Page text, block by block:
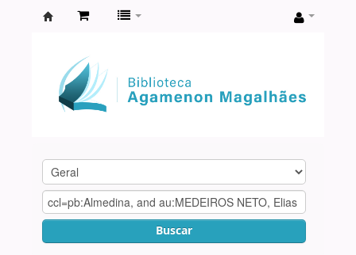
Agamenon
Magalhães
Buscar